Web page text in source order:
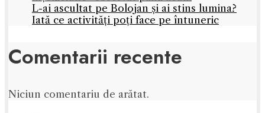
L-ai ascultat pe Bolojan și ai stins lumina?
Iată ce activități poți face pe întuneric
Comentarii recente
Niciun comentariu de arătat.